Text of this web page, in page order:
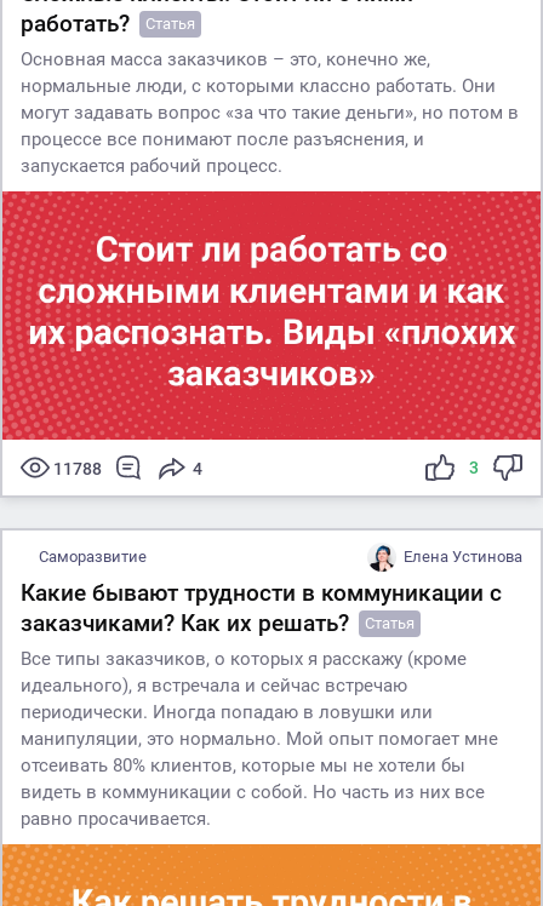
работать?
Статья
Основная масса заказчиков – это, конечно же,
нормальные люди, с которыми классно работать. Они
могут задавать вопрос «за что такие деньги», но потом в
процессе все понимают после разъяснения, и
запускается рабочий процесс.
11788 4 3
Саморазвитие Елена Устинова
Какие бывают трудности в коммуникации с
заказчиками? Как их решать?
Статья
Все типы заказчиков, о которых я расскажу (кроме
идеального), я встречала и сейчас встречаю
периодически. Иногда попадаю в ловушки или
манипуляции, это нормально. Мой опыт помогает мне
отсеивать 80% клиентов, которые мы не хотели бы
видеть в коммуникации с собой. Но часть из них все
равно просачивается.